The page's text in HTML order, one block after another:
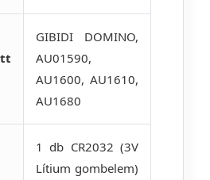
GIBIDI DOMINO,
AU01590,
AU1600, AU1610,
AU1680
1 db CR2032 (3V
Lítium gombelem)